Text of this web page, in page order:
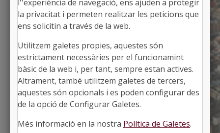
SANT SADURNÍ D'OSORMORT
Alcalde: Enric Riera Santaeulària
L'Osona, Barcelona
Població: 89
Superfície: 30,86 km2
http://www.santsadurnidosormort.cat
l''experiència de navegació, ens ajuden a protegir
la privacitat i permeten realitzar les peticions que
ens solicitin a través de la web.
Utilitzem galetes propies, aquestes són
estrictament necessàries per el funcionamint
bàsic de la web i, per tant, sempre estan actives.
Altrament, també utilitzem galetes de tercers,
aquestes són opcionals i es poden configurar des
de la opció de Configurar Galetes.
Més informació en la nostra Política de Galetes.